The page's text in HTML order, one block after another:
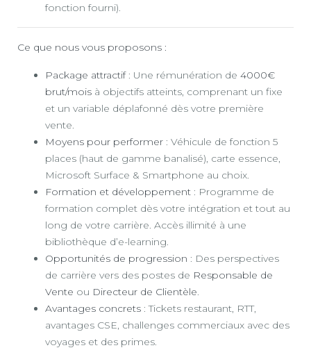
fonction fourni).
Ce que nous vous proposons :
Package attractif: Une rémunération de 4000€
brut/mois à objectifs atteints, comprenant un fixe
et un variable déplafonné dès votre première
vente.
Moyens pour performer : Véhicule de fonction 5
places (haut de gamme banalisé), carte essence,
Microsoft Surface & Smartphone au choix.
Formation et développement : Programme de
formation complet dès votre intégration et tout au
long de votre carrière. Accès illimité à une
bibliothèque d’e-learning.
Opportunités de progression : Des perspectives
de carrière vers des postes de Responsable de
Vente ou Directeur de Clientèle.
Avantages concrets : Tickets restaurant, RTT,
avantages CSE, challenges commerciaux avec des
voyages et des primes.